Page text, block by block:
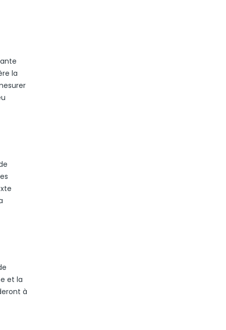
la
et la
à